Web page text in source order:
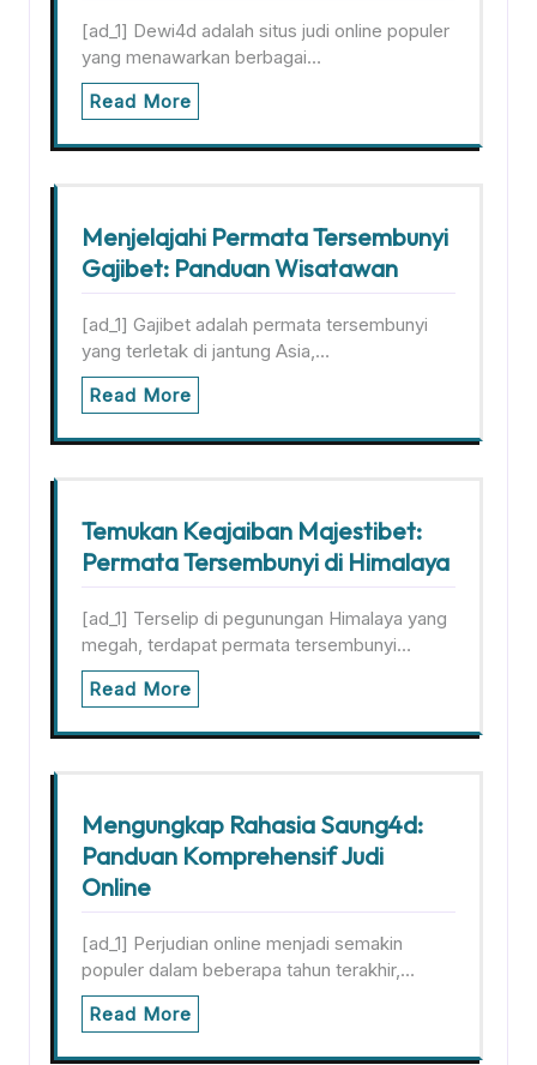
[ad_1] Dewi4d adalah situs judi online populer
yang menawarkan berbagai…
Read More
Menjelajahi Permata Tersembunyi
Gajibet: Panduan Wisatawan
[ad_1] Gajibet adalah permata tersembunyi
yang terletak di jantung Asia,…
Read More
Temukan Keajaiban Majestibet:
Permata Tersembunyi di Himalaya
[ad_1] Terselip di pegunungan Himalaya yang
megah, terdapat permata tersembunyi…
Read More
Mengungkap Rahasia Saung4d:
Panduan Komprehensif Judi
Online
[ad_1] Perjudian online menjadi semakin
populer dalam beberapa tahun terakhir,…
Read More